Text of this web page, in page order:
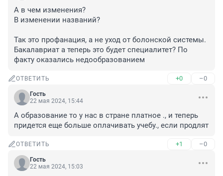
А в чем изменения?
В изменении названий?
Так это профанация, а не уход от болонской системы.
Бакалавриат а теперь это будет специалитет? По
факту оказались недообразованием
ОТВЕТИТЬ +0 –0
Гость
22 мая 2024, 15:44
А образование то у нас в стране платное ., и теперь
придется еще больше оплачивать учебу., если продлят
ОТВЕТИТЬ +1 –0
Гость
22 мая 2024, 15:03